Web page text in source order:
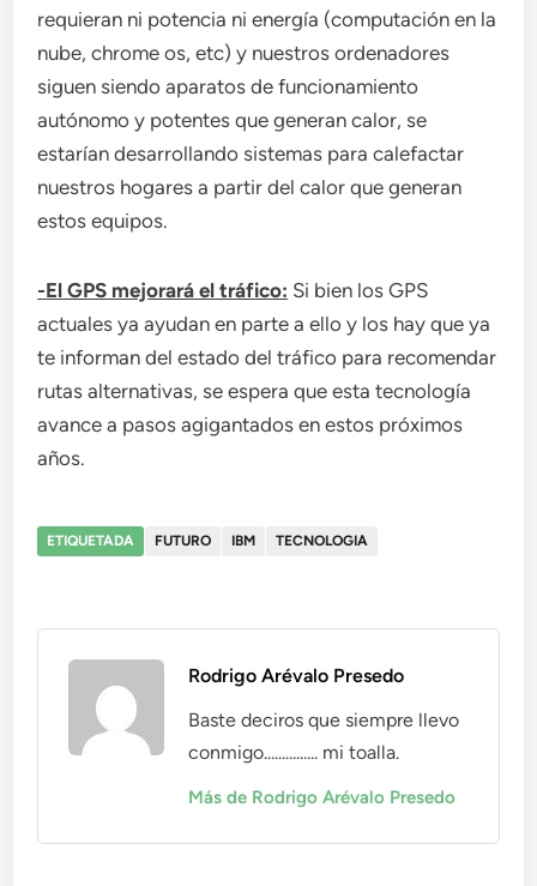
requieran ni potencia ni energía (computación en la
nube, chrome os, etc) y nuestros ordenadores
siguen siendo aparatos de funcionamiento
autónomo y potentes que generan calor, se
estarían desarrollando sistemas para calefactar
nuestros hogares a partir del calor que generan
estos equipos.
-El GPS mejorará el tráfico: Si bien los GPS
actuales ya ayudan en parte a ello y los hay que ya
te informan del estado del tráfico para recomendar
rutas alternativas, se espera que esta tecnología
avance a pasos agigantados en estos próximos
años.
ETIQUETADA FUTURO IBM TECNOLOGIA
Rodrigo Arévalo Presedo
Baste deciros que siempre llevo
conmigo............... mi toalla.
Más de Rodrigo Arévalo Presedo